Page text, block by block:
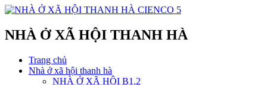
NHÀ Ở XÃ HỘI THANH HÀ
Trang chủ
Nhà ở xã hội thanh hà
NHÀ Ở XÃ HỘI B1.2